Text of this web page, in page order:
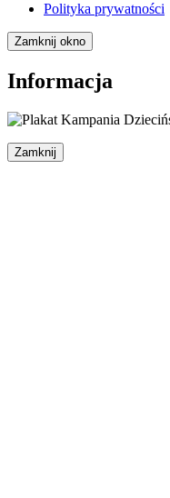
Polityka prywatności
Zamknij okno
Informacja
Zamknij